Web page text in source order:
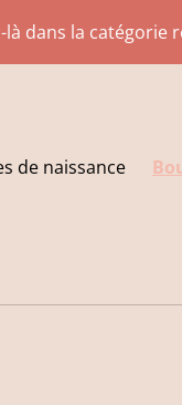
là dans la
de naissance